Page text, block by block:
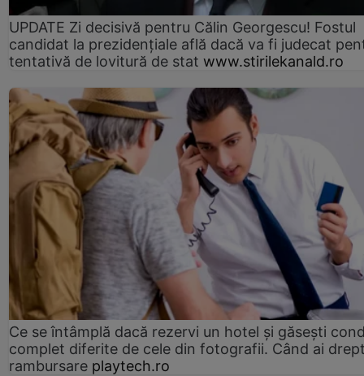
UPDATE Zi decisivă pentru Călin Georgescu! Fostul
candidat la prezidențiale află dacă va fi judecat
tentativă de lovitură de stat www.stirilekanald.ro
Ce se întâmplă dacă rezervi un hotel și găsești
complet diferite de cele din fotografii. Când ai
rambursare playtech.ro